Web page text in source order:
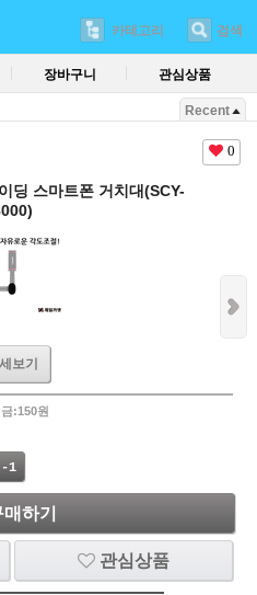
카테고리 검색
장바구니 관심상품
Recent
0
딩 스마트폰 거치대(SCY-
보기
:150원
-1
매하기
관심상품